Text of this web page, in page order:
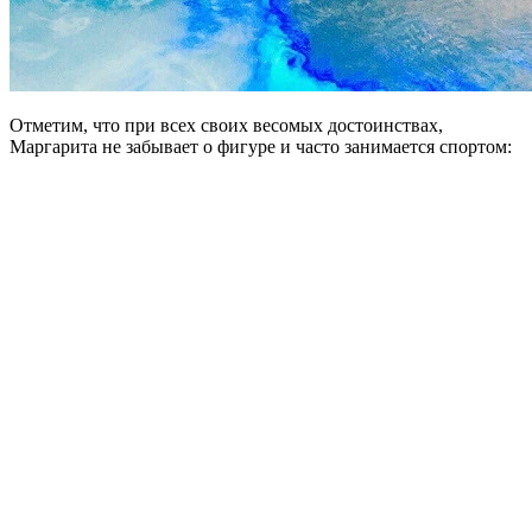
Отметим, что при всех своих весомых достоинствах,
Маргарита не забывает о фигуре и часто занимается спортом: